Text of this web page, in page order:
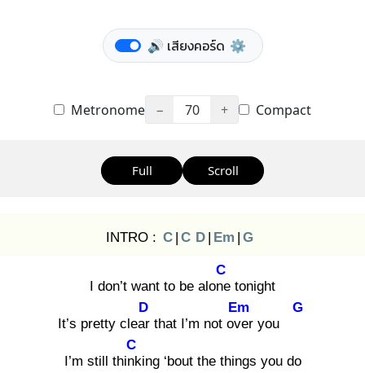
🔊 เสียงคอร์ด ⚙️
Metronome − 70 + Compact
Full Scroll
INTRO : C | C D | Em | G
I don’t want to be alone
C
tonight
It’s pretty clear
D
that I’m not ove
Em
r you
G
I’m still think
C
ing ‘bout the things you do